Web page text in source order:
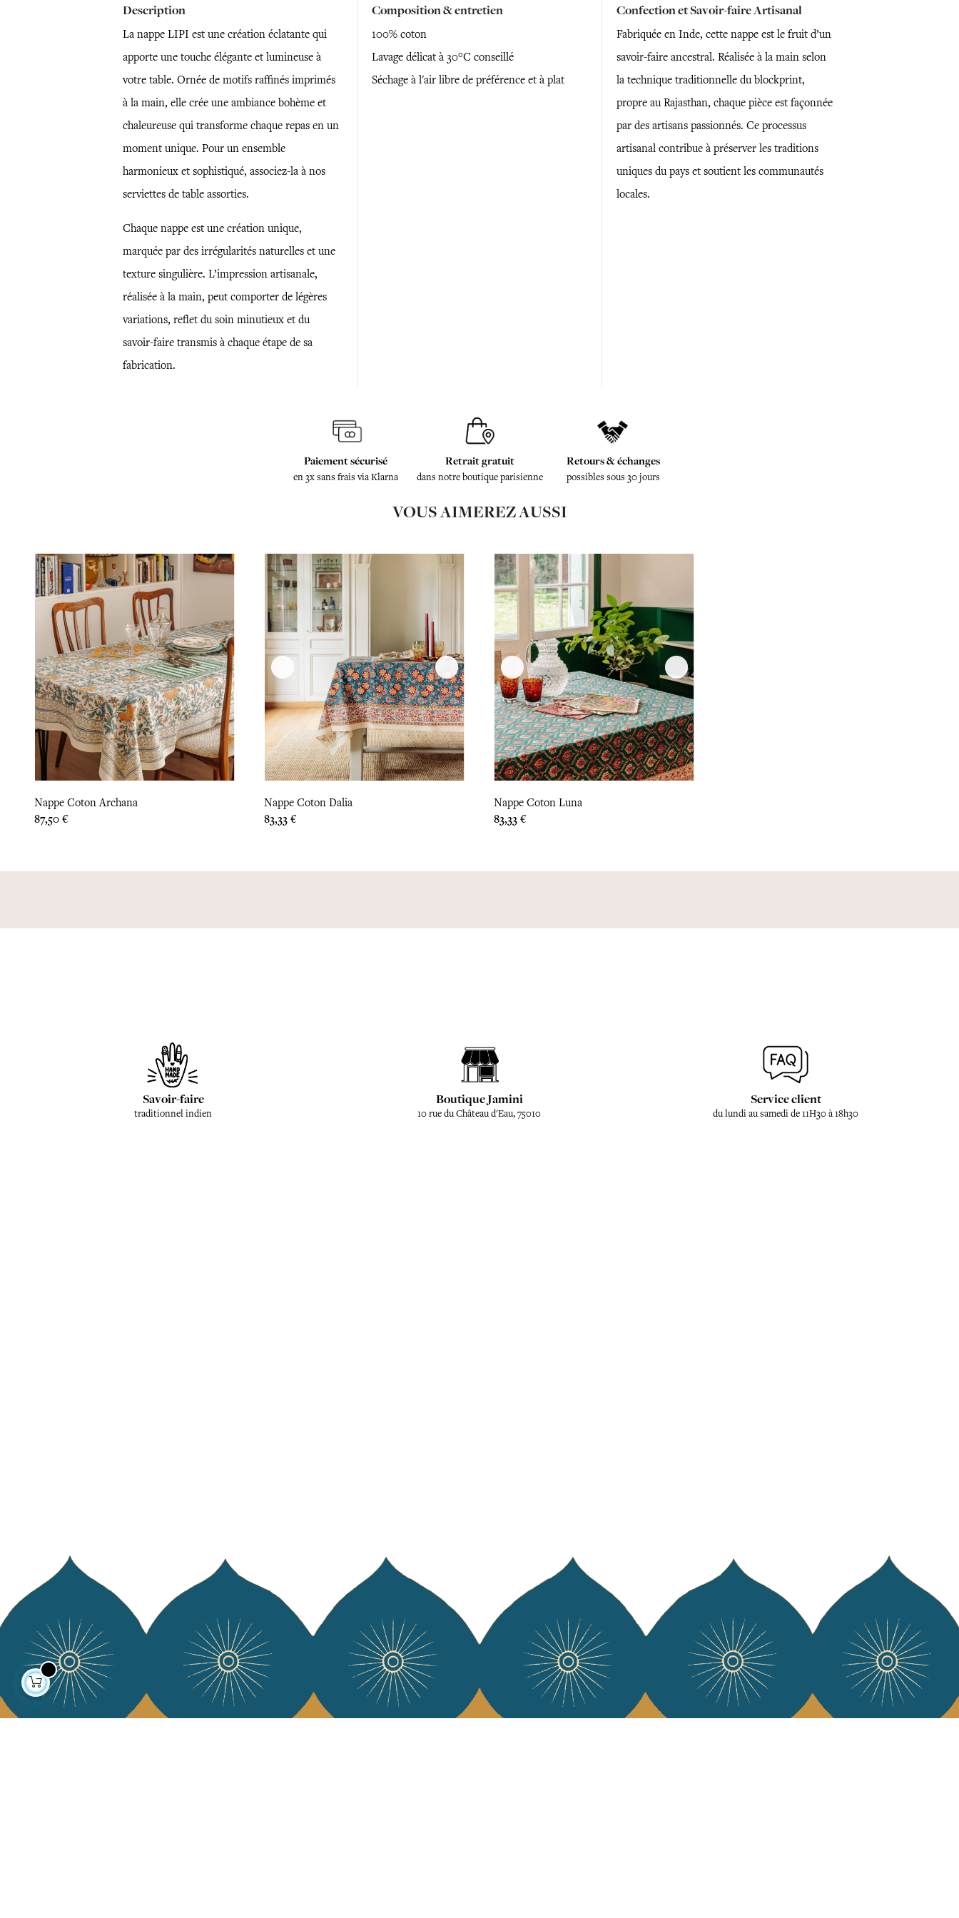
Description
La nappe LIPI est une création éclatante qui
apporte une touche élégante et lumineuse à
votre table. Ornée de motifs raffinés imprimés
à la main, elle crée une ambiance bohème et
chaleureuse qui transforme chaque repas en un
moment unique. Pour un ensemble
harmonieux et sophistiqué, associez-la à nos
serviettes de table assorties.
Chaque nappe est une création unique,
marquée par des irrégularités naturelles et une
texture singulière. L’impression artisanale,
réalisée à la main, peut comporter de légères
variations, reflet du soin minutieux et du
savoir-faire transmis à chaque étape de sa
fabrication.
Composition & entretien
100% coton
Lavage délicat à 30°C conseillé
Séchage à l'air libre de préférence et à plat
Confection et Savoir-faire Artisanal
Fabriquée en Inde, cette nappe est le fruit d’un
savoir-faire ancestral. Réalisée à la main selon
la technique traditionnelle du blockprint,
propre au Rajasthan, chaque pièce est façonnée
par des artisans passionnés. Ce processus
artisanal contribue à préserver les traditions
uniques du pays et soutient les communautés
locales.
Paiement sécurisé
en 3x sans frais via Klarna
Retrait gratuit
dans notre boutique parisienne
Retours & échanges
possibles sous 30 jours
VOUS AIMEREZ AUSSI
Nappe Coton Archana
Prix
87,50 €
Nappe Coton Dalia
Prix
83,33 €
Nappe Coton Luna
Prix
83,33 €
Savoir-faire
traditionnel indien
Boutique Jamini
10 rue du Château d'Eau, 75010
Service client
du lundi au samedi de 11H30 à 18h30